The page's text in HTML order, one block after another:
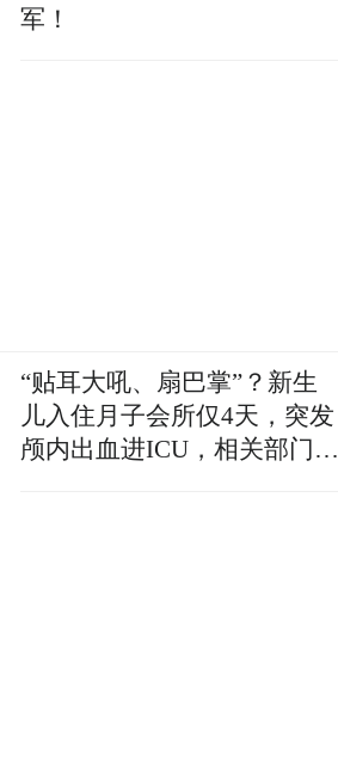
军！
“贴耳大吼、扇巴掌”？新生
儿入住月子会所仅4天，突发
颅内出血进ICU，相关部门已